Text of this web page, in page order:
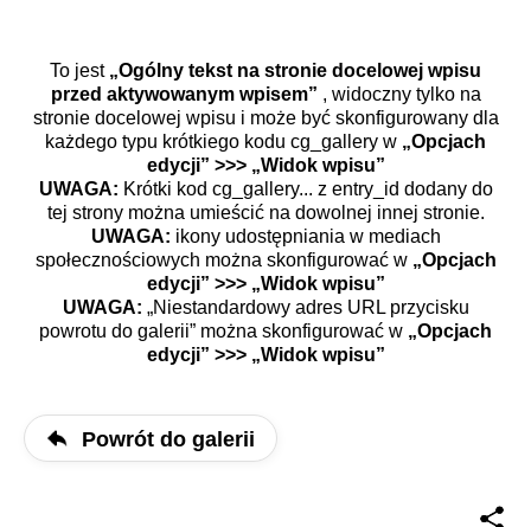
To jest „Ogólny tekst na stronie docelowej wpisu
przed aktywowanym wpisem” , widoczny tylko na
stronie docelowej wpisu i może być skonfigurowany dla
każdego typu krótkiego kodu cg_gallery w „Opcjach
edycji” >>> „Widok wpisu”
UWAGA: Krótki kod cg_gallery... z entry_id dodany do
tej strony można umieścić na dowolnej innej stronie.
UWAGA: ikony udostępniania w mediach
społecznościowych można skonfigurować w „Opcjach
edycji” >>> „Widok wpisu”
UWAGA: „Niestandardowy adres URL przycisku
powrotu do galerii” można skonfigurować w „Opcjach
edycji” >>> „Widok wpisu”
Powrót do galerii